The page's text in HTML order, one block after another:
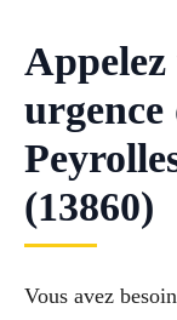
(13860)
Vous avez